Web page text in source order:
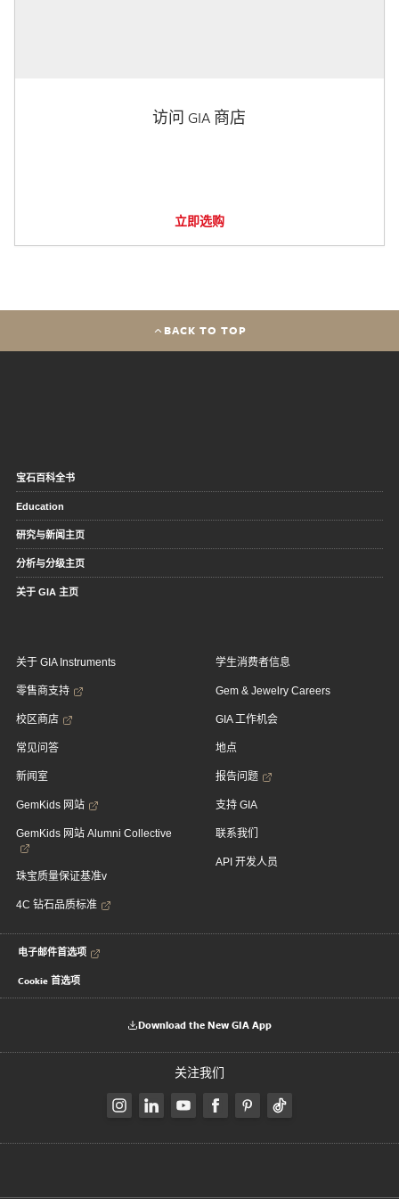
访问 GIA 商店
立即选购
BACK TO TOP
宝石百科全书
Education
研究与新闻主页
分析与分级主页
关于 GIA 主页
关于 GIA Instruments
零售商支持
校区商店
常见问答
新闻室
GemKids 网站
GemKids 网站 Alumni Collective
珠宝质量保证基准v
4C 钻石品质标准
学生消费者信息
Gem & Jewelry Careers
GIA 工作机会
地点
报告问题
支持 GIA
联系我们
API 开发人员
电子邮件首选项
Cookie 首选项
Download the New GIA App
关注我们